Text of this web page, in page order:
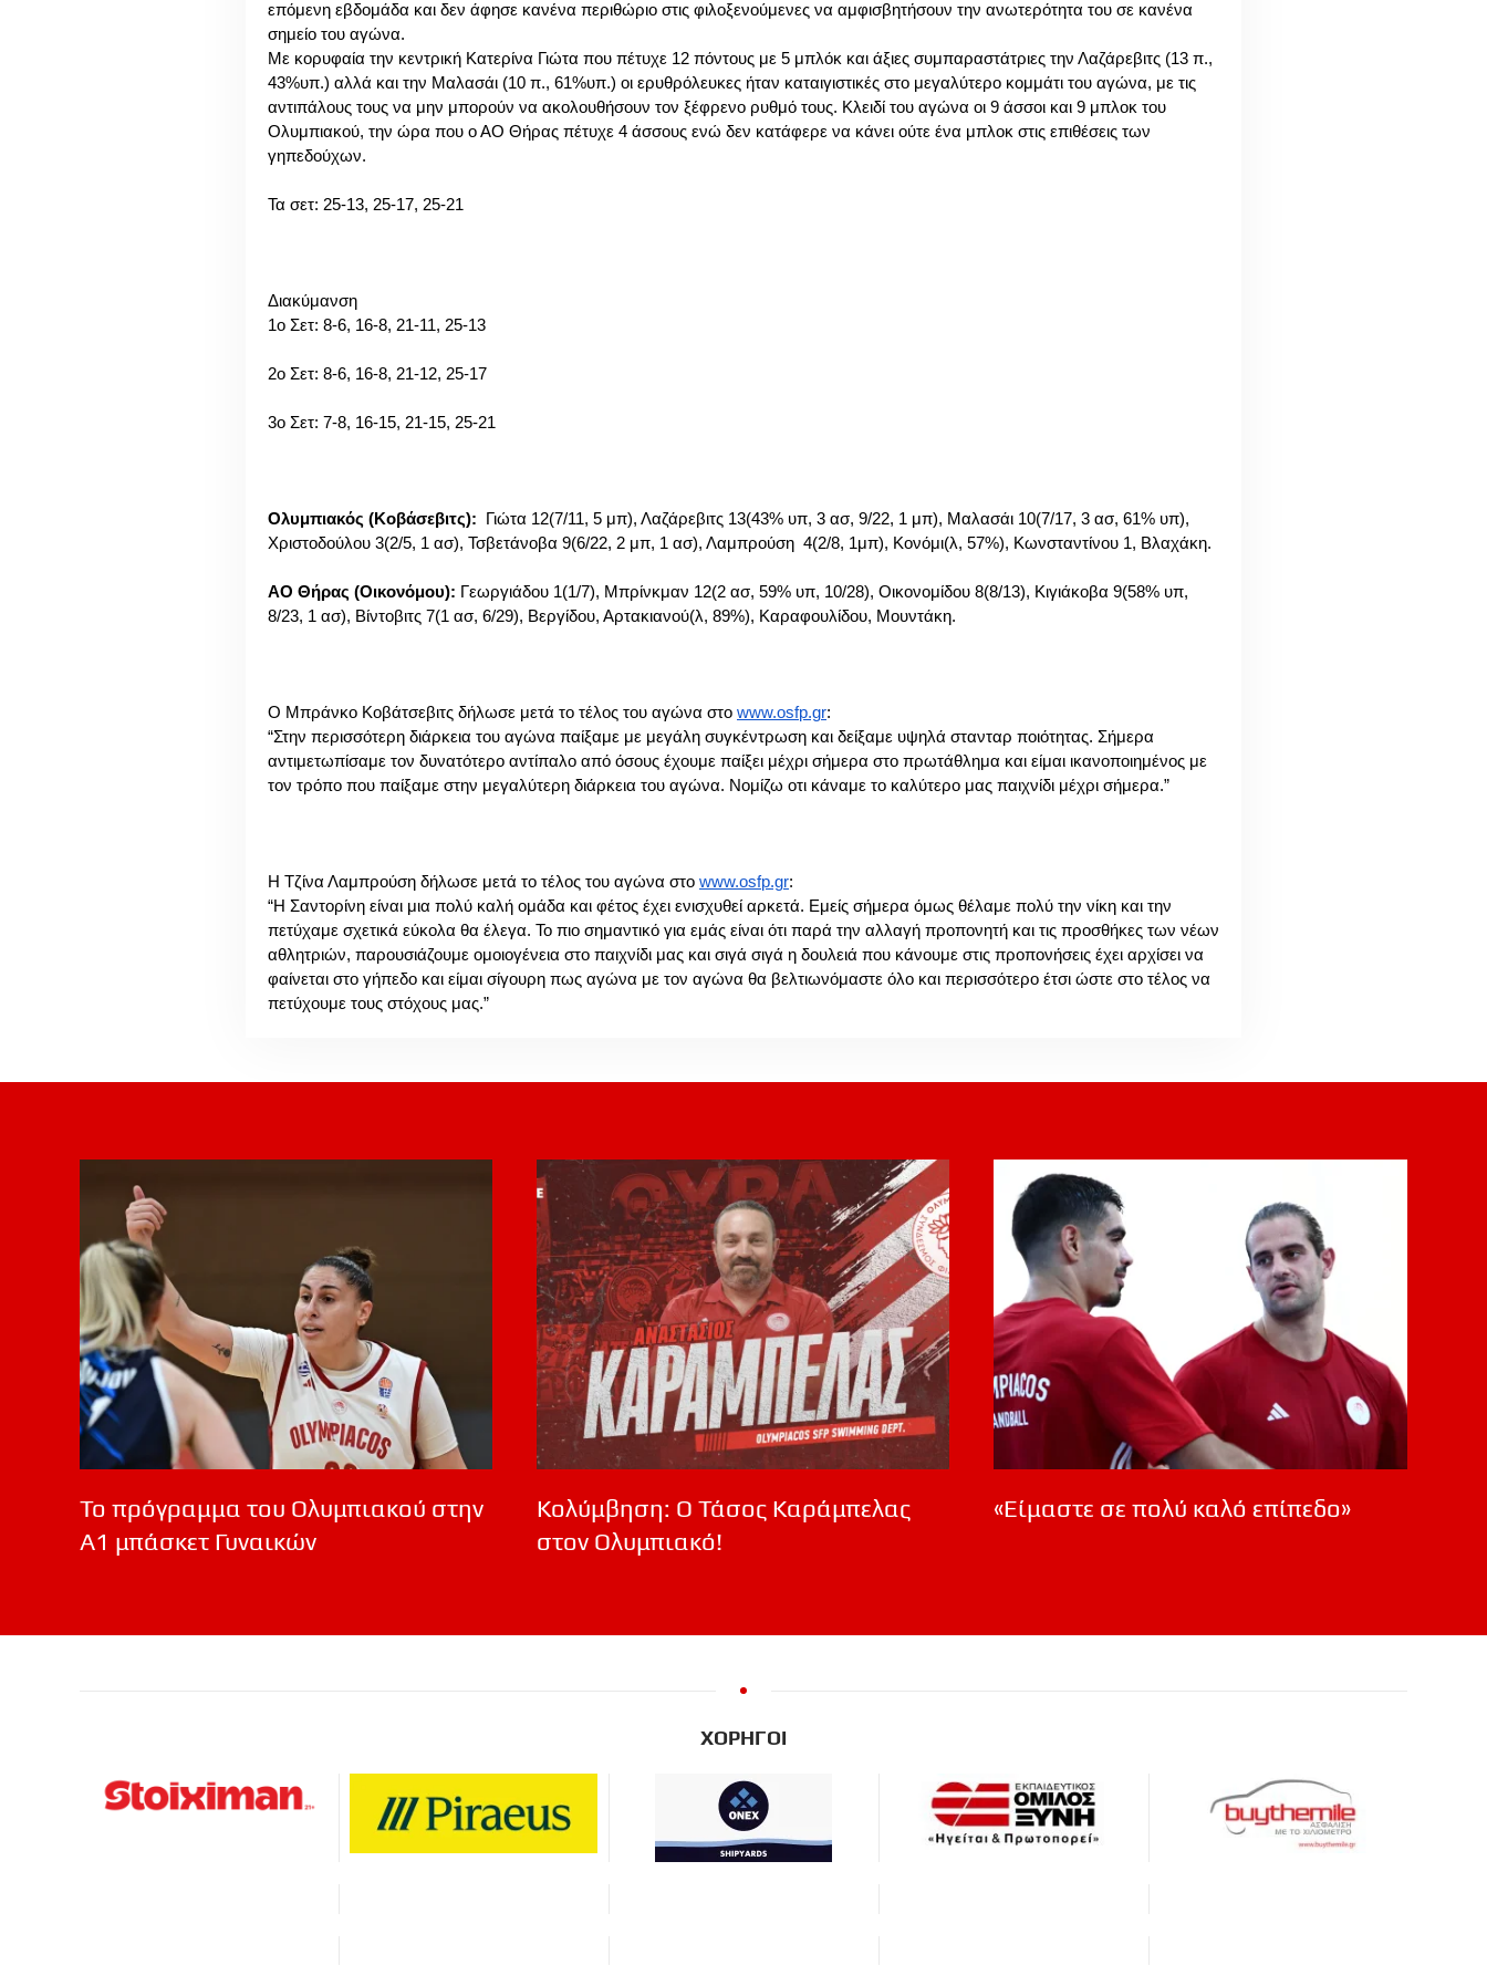
επόμενη εβδομάδα και δεν άφησε κανένα περιθώριο στις φιλοξενούμενες να αμφισβητήσουν την ανωτερότητα του σε κανένα
σημείο του αγώνα.
Με κορυφαία την κεντρική Κατερίνα Γιώτα που πέτυχε 12 πόντους με 5 μπλόκ και άξιες συμπαραστάτριες την Λαζάρεβιτς (13 π.,
43%υπ.) αλλά και την Μαλασάι (10 π., 61%υπ.) οι ερυθρόλευκες ήταν καταιγιστικές στο μεγαλύτερο κομμάτι του αγώνα, με τις
αντιπάλους τους να μην μπορούν να ακολουθήσουν τον ξέφρενο ρυθμό τους. Κλειδί του αγώνα οι 9 άσσοι και 9 μπλοκ του
Ολυμπιακού, την ώρα που ο ΑΟ Θήρας πέτυχε 4 άσσους ενώ δεν κατάφερε να κάνει ούτε ένα μπλοκ στις επιθέσεις των
γηπεδούχων.
Τα σετ: 25-13, 25-17, 25-21
Διακύμανση
1o Σετ: 8-6, 16-8, 21-11, 25-13
2o Σετ: 8-6, 16-8, 21-12, 25-17
3o Σετ: 7-8, 16-15, 21-15, 25-21
Ολυμπιακός (Κοβάσεβιτς): Γιώτα 12(7/11, 5 μπ), Λαζάρεβιτς 13(43% υπ, 3 ασ, 9/22, 1 μπ), Μαλασάι 10(7/17, 3 ασ, 61% υπ),
Χριστοδούλου 3(2/5, 1 ασ), Τσβετάνοβα 9(6/22, 2 μπ, 1 ασ), Λαμπρούση 4(2/8, 1μπ), Κονόμι(λ, 57%), Κωνσταντίνου 1, Βλαχάκη.
ΑΟ Θήρας (Οικονόμου): Γεωργιάδου 1(1/7), Μπρίνκμαν 12(2 ασ, 59% υπ, 10/28), Οικονομίδου 8(8/13), Κιγιάκοβα 9(58% υπ,
8/23, 1 ασ), Βίντοβιτς 7(1 ασ, 6/29), Βεργίδου, Αρτακιανού(λ, 89%), Καραφουλίδου, Μουντάκη.
Ο Μπράνκο Κοβάτσεβιτς δήλωσε μετά το τέλος του αγώνα στο www.osfp.gr:
“Στην περισσότερη διάρκεια του αγώνα παίξαμε με μεγάλη συγκέντρωση και δείξαμε υψηλά στανταρ ποιότητας. Σήμερα
αντιμετωπίσαμε τον δυνατότερο αντίπαλο από όσους έχουμε παίξει μέχρι σήμερα στο πρωτάθλημα και είμαι ικανοποιημένος με
τον τρόπο που παίξαμε στην μεγαλύτερη διάρκεια του αγώνα. Νομίζω οτι κάναμε το καλύτερο μας παιχνίδι μέχρι σήμερα.”
Η Τζίνα Λαμπρούση δήλωσε μετά το τέλος του αγώνα στο www.osfp.gr:
“H Σαντορίνη είναι μια πολύ καλή ομάδα και φέτος έχει ενισχυθεί αρκετά. Εμείς σήμερα όμως θέλαμε πολύ την νίκη και την
πετύχαμε σχετικά εύκολα θα έλεγα. Το πιο σημαντικό για εμάς είναι ότι παρά την αλλαγή προπονητή και τις προσθήκες των νέων
αθλητριών, παρουσιάζουμε ομοιογένεια στο παιχνίδι μας και σιγά σιγά η δουλειά που κάνουμε στις προπονήσεις έχει αρχίσει να
φαίνεται στο γήπεδο και είμαι σίγουρη πως αγώνα με τον αγώνα θα βελτιωνόμαστε όλο και περισσότερο έτσι ώστε στο τέλος να
πετύχουμε τους στόχους μας.”
Το πρόγραμμα του Ολυμπιακού στην
Α1 μπάσκετ Γυναικών
Κολύμβηση: Ο Τάσος Καράμπελας
στον Ολυμπιακό!
«Είμαστε σε πολύ καλό επίπεδο»
ΧΟΡΗΓΟΙ